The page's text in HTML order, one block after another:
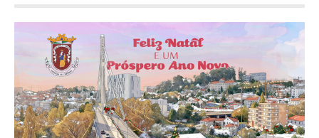
O GABINETE
APOIO AOS DESEMPREGADOS
APOIO ÀS EMPRESAS
OFERTAS DE EMPREGO
CONTACTO E HORÁRIO GIP
CONTACTOS